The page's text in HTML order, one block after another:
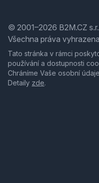
© 2001–2026 B2M.CZ
Všechna práva
Tato stránka v rámci
používání a dostupnosti
Chráníme Vaše osobní
Detaily zde.